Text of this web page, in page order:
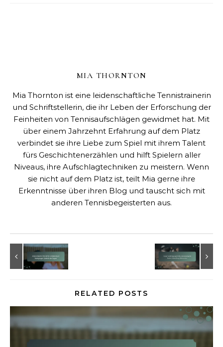
MIA THORNTON
Mia Thornton ist eine leidenschaftliche Tennistrainerin
und Schriftstellerin, die ihr Leben der Erforschung der
Feinheiten von Tennisaufschlägen gewidmet hat. Mit
über einem Jahrzehnt Erfahrung auf dem Platz
verbindet sie ihre Liebe zum Spiel mit ihrem Talent
fürs Geschichtenerzählen und hilft Spielern aller
Niveaus, ihre Aufschlagtechniken zu meistern. Wenn
sie nicht auf dem Platz ist, teilt Mia gerne ihre
Erkenntnisse über ihren Blog und tauscht sich mit
anderen Tennisbegeisterten aus.
RELATED POSTS